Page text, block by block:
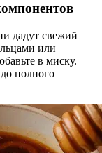
дадут свежий
или
в миску.
полного